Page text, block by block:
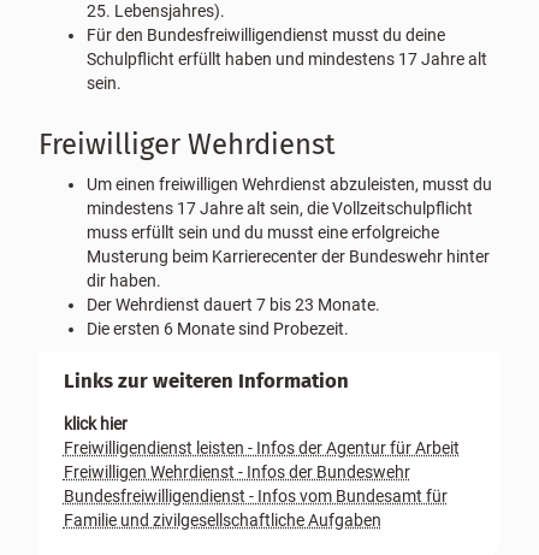
25. Lebensjahres).
Für den Bundesfreiwilligendienst musst du deine
Schulpflicht erfüllt haben und mindestens 17 Jahre alt
sein.
Freiwilliger Wehrdienst
Um einen freiwilligen Wehrdienst abzuleisten, musst du
mindestens 17 Jahre alt sein, die Vollzeitschulpflicht
muss erfüllt sein und du musst eine erfolgreiche
Musterung beim Karrierecenter der Bundeswehr hinter
dir haben.
Der Wehrdienst dauert 7 bis 23 Monate.
Die ersten 6 Monate sind Probezeit.
Links zur weiteren Information
klick hier
Freiwilligendienst leisten - Infos der Agentur für Arbeit
Freiwilligen Wehrdienst - Infos der Bundeswehr
Bundesfreiwilligendienst - Infos vom Bundesamt für
Familie und zivilgesellschaftliche Aufgaben